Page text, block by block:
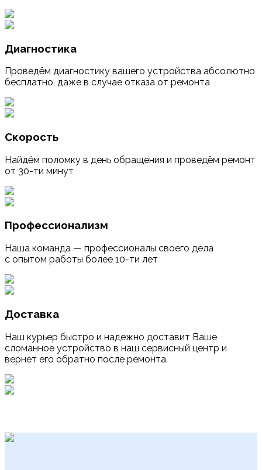
Диагностика
Проведём диагностику вашего устройства абсолютно
бесплатно, даже в случае отказа от ремонта
Скорость
Найдём поломку в день обращения и проведём ремонт
от 30-ти минут
Профессионализм
Наша команда — профессионалы своего дела
с опытом работы более 10-ти лет
Доставка
Наш курьер быстро и надежно доставит Ваше
сломанное устройство в наш сервисный центр и
вернет его обратно после ремонта